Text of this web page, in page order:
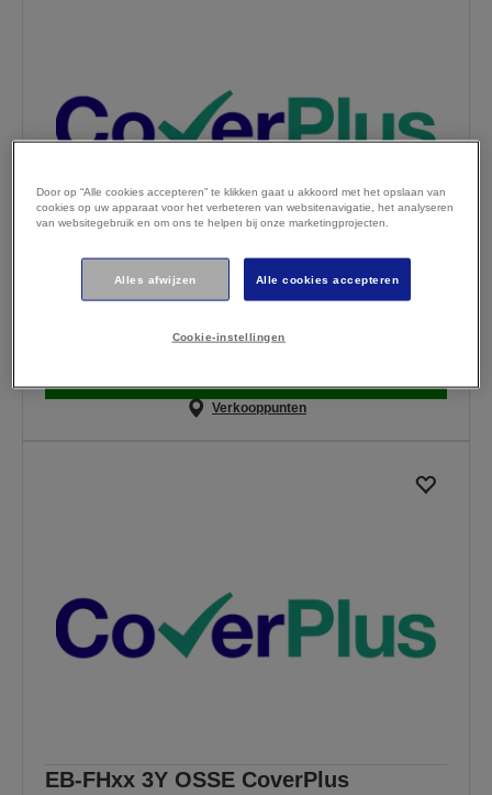
EB-FHxx 4Y OSSE CoverPlus
Verkooppunten
EB-FHxx 3Y OSSE CoverPlus
Door op “Alle cookies accepteren” te klikken gaat u akkoord met het opslaan van
cookies op uw apparaat voor het verbeteren van websitenavigatie, het analyseren
van websitegebruik en om ons te helpen bij onze marketingprojecten.
Alles afwijzen Alle cookies accepteren
Cookie-instellingen